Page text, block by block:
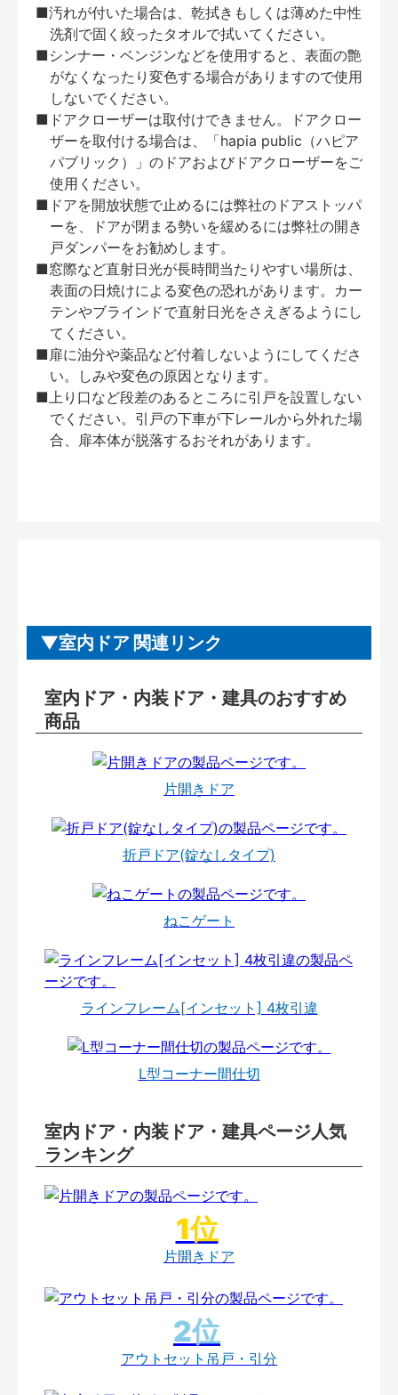
■汚れが付いた場合は、乾拭きもしくは薄めた中性
洗剤で固く絞ったタオルで拭いてください。
■シンナー・ベンジンなどを使用すると、表面の艶
がなくなったり変色する場合がありますので使用
しないでください。
■ドアクローザーは取付けできません。ドアクロー
ザーを取付ける場合は、「hapia public（ハピア
パブリック）」のドアおよびドアクローザーをご
使用ください。
■ドアを開放状態で止めるには弊社のドアストッパ
ーを、ドアが閉まる勢いを緩めるには弊社の開き
戸ダンパーをお勧めします。
■窓際など直射日光が長時間当たりやすい場所は、
表面の日焼けによる変色の恐れがあります。カー
テンやブラインドで直射日光をさえぎるようにし
てください。
■扉に油分や薬品など付着しないようにしてくださ
い。しみや変色の原因となります。
■上り口など段差のあるところに引戸を設置しない
でください。引戸の下車が下レールから外れた場
合、扉本体が脱落するおそれがあります。
室内ドア 関連リンク
室内ドア・内装ドア・建具のおすすめ
商品
片開きドア
折戸ドア(錠なしタイプ)
ねこゲート
ラインフレーム[インセット] 4枚引違
L型コーナー間仕切
室内ドア・内装ドア・建具ページ人気
ランキング
片開きドア
アウトセット吊戸・引分